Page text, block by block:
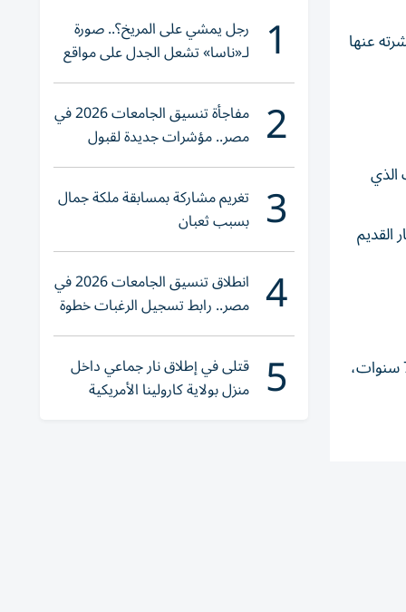
عنها
القانون الذي صوّت عليه مجلس النواب المصري في 5 يوليو 2025، يشمل إنهاء عقود الإيجار القديمة بعد فترة انتقالية من 5 إلى 7 سنوات،
1 رجل يمشي على المريخ؟.. صورة
لـ«ناسا» تشعل الجدل على مواقع
التواصل
2 مفاجأة تنسيق الجامعات 2026 في
مصر.. مؤشرات جديدة لقبول
الطلاب بالكليات
3 تغريم مشاركة بمسابقة ملكة جمال
بسبب ثعبان
4 انطلاق تنسيق الجامعات 2026 في
مصر.. رابط تسجيل الرغبات خطوة
بخطوة
5 قتلى في إطلاق نار جماعي داخل
منزل بولاية كارولينا الأمريكية